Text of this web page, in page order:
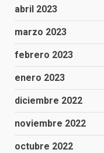
abril 2023
marzo 2023
febrero 2023
enero 2023
diciembre 2022
noviembre 2022
octubre 2022